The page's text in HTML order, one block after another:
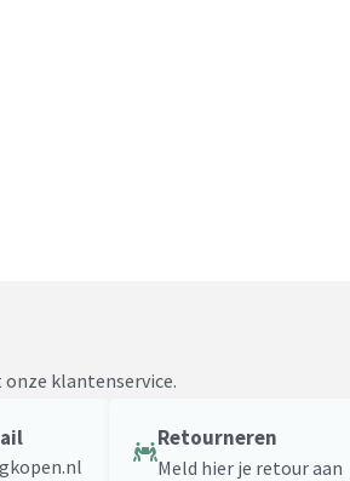
klantenservice.
Retourneren
Meld hier je retour aan